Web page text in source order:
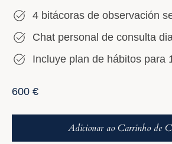
4 bitácoras de observación
Chat personal de consulta
Incluye plan de hábitos para
Preço
600 €
Adicionar ao Carrinho de